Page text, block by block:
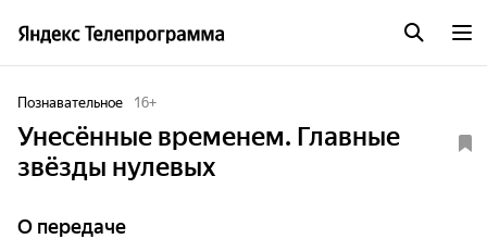
Познавательное 16+
Унесённые временем. Главные
звёзды нулевых
О передаче